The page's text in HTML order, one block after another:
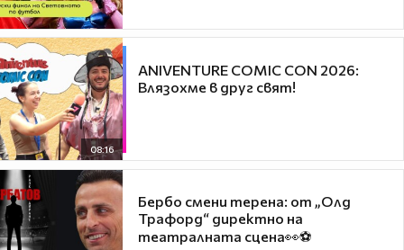
08:16
ANIVENTURE COMIC CON 2026:
Влязохме в друг свят!
Бербо смени терена: от „Олд
Трафорд“ директно на
театралната сцена👀⚽